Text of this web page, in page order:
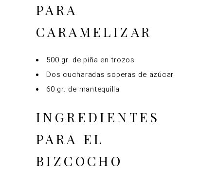
PARA
CARAMELIZAR
500 gr. de piña en trozos
Dos cucharadas soperas de azúcar
60 gr. de mantequilla
INGREDIENTES
PARA EL
BIZCOCHO